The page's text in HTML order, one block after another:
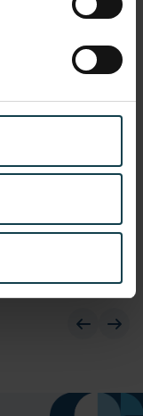
Avant